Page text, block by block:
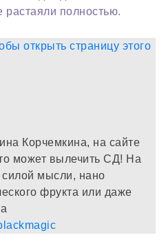
растаяли полностью.
Корчемкина, на сайте
может вылечить СД! На
силой мысли, нано
фрукта или даже